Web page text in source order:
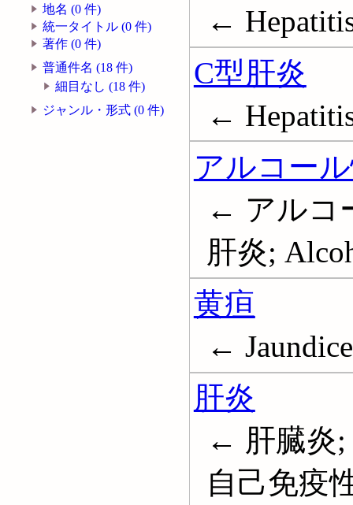
地名 (0 件)
統一タイトル (0 件)
著作 (0 件)
普通件名 (18 件)
細目なし (18 件)
ジャンル・形式 (0 件)
←
C型肝炎
←
アルコー
← アルコ
肝炎;
黄疸
← Jaundice
肝炎
← 肝臓炎;
自己免疫